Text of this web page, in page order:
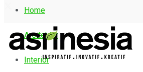
Home
Arsitektur
Interior